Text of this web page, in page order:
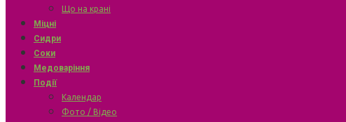
Що на крані
Міцні
Сидри
Соки
Медоваріння
Події
Календар
Фото / Відео